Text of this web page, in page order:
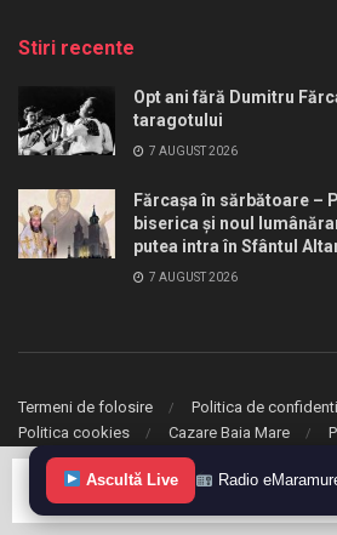
Stiri recente
Opt ani fără Dumitru
taragotului
7 AUGUST 2026
Fărcașa în sărbătoare –
biserica și noul
putea intra în Sfântul
7 AUGUST 2026
Termeni de folosire
Politica de
Politica cookies
Cazare Baia Mare
© 2020 eMaramures. Toate drepturile
Ascultă Live Radio